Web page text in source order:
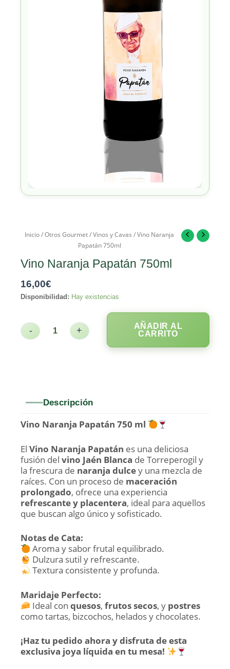
Inicio/Otros Gourmet/Vinos y Cavas / Vino Naranja
Papatán 750ml
Vino Naranja Papatán 750ml
16,00€
Disponibilidad: Hay existencias
- +
AÑADIR AL
CARRITO
Descripción
Vino Naranja Papatán 750 ml
El Vino Naranja Papatán es una deliciosa
fusión del vino Jaén Blanca de Torreperogil y
la frescura de naranja dulcey una mezcla de
raíces. Con un proceso de maceración
prolongado, ofrece una experiencia
refrescante y placentera, ideal para aquellos
que buscan algo único y sofisticado.
Notas de Cata:
Aroma y sabor frutal equilibrado.
Dulzura sutil y refrescante.
Textura consistente y profunda.
Maridaje Perfecto:
Ideal con quesos, frutos secos, y postres
como tartas, bizcochos, helados y chocolates.
¡Haz tu pedido ahora y disfruta de esta
exclusiva joya líquida en tu mesa!